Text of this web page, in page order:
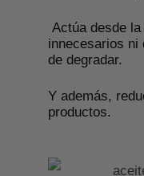
Actúa desde
innecesarios ni
de degradar.
Y además,
productos.